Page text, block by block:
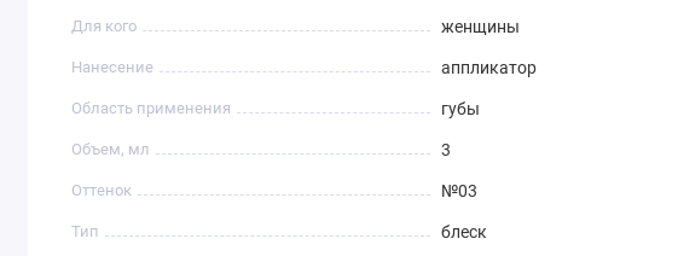
Для кого женщины
Нанесение аппликатор
Область применения губы
Объем, мл 3
Оттенок №03
Тип блеск